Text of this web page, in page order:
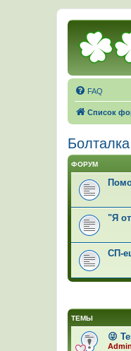
FAQ
Список
ФОРУМ
"Я
СП-
ТЕМЫ
😜
Admin